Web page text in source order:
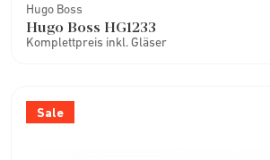
Hugo Boss
Hugo Boss HG1233
Komplettpreis inkl. Gläser
Sale